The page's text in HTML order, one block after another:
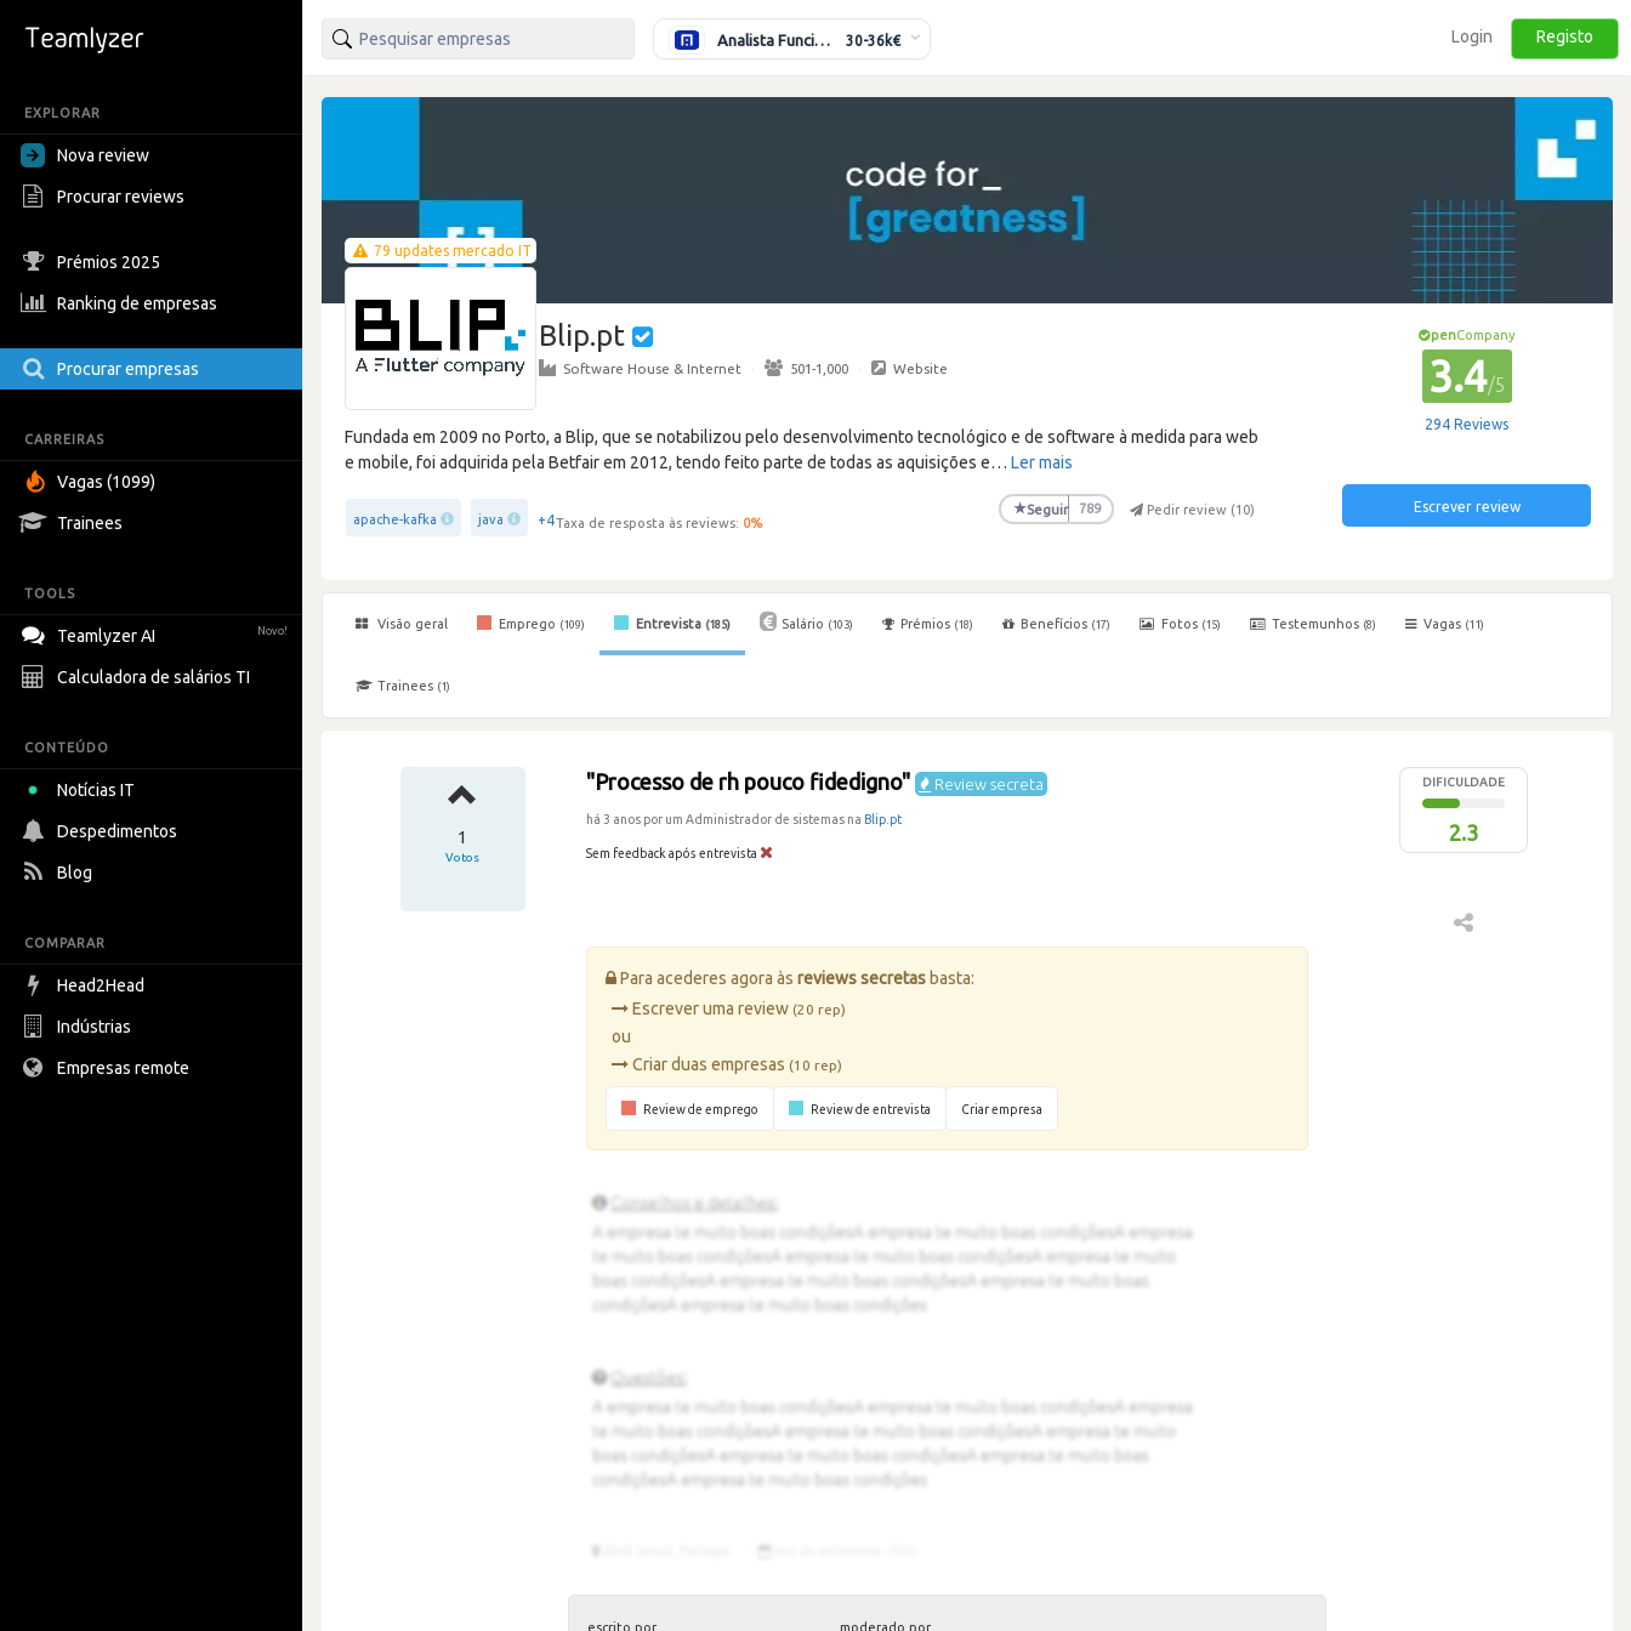
EXPLORAR
Nova review
Procurar reviews
Prémios 2025
Ranking de empresas
Procurar empresas
CARREIRAS
Vagas (1099)
Trainees
TOOLS
Teamlyzer AI Novo!
Calculadora de salários TI
CONTEÚDO
Notícias IT
Despedimentos
Blog
COMPARAR
Head2Head
Indústrias
Empresas remote
Analista Funcional (Híbrido) 30-36k€ Login Registo
79 updates mercado IT
Blip.pt
Software House & Internet · 501-1,000 · Website
Fundada em 2009 no Porto, a Blip, que se notabilizou pelo desenvolvimento tecnológico e de software à medida para web
e mobile, foi adquirida pela Betfair em 2012, tendo feito parte de todas as aquisições e… Ler mais
apache-kafka java +4Taxa de resposta às reviews: 0%
★Seguir 789 Pedir review (10)
penCompany
3.4/5
294 Reviews
Escrever review
Visão geral Emprego (109) Entrevista (185) Salário (103) Prémios (18) Benefícios (17) Fotos (15) Testemunhos (8) Vagas (11)
Trainees (1)
1
Votos
"Processo de rh pouco fidedigno" Review secreta
há 3 anos por um Administrador de sistemas na Blip.pt
Sem feedback após entrevista
DIFICULDADE
2.3
Para acederes agora àsreviews secretas basta:
Escrever uma review(20 rep)
ou
Criar duas empresas(10 rep)
Review de emprego Review de entrevista Criar empresa
escrito por moderado por